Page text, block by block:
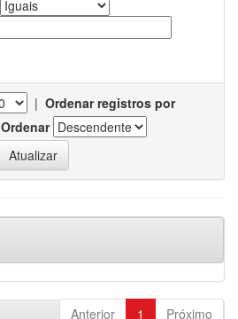
| Ordenar registros por
Ordenar
Anterior 1 Próximo